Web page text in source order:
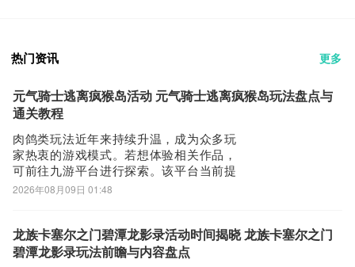
热门资讯 更多
元气骑士逃离疯猴岛活动 元气骑士逃离疯猴岛玩法盘点与
通关教程
肉鸽类玩法近年来持续升温，成为众多玩
家热衷的游戏模式。若想体验相关作品，
可前往九游平台进行探索。该平台当前提
供丰厚的手游福利，且为阿里巴巴灵犀旗
士》全新赛季活动“逃离疯猴岛”已正式公
布。作为版本8.5.0上线后同步开启的限时
2026年08月09日 01:48
龙族卡塞尔之门碧潭龙影录活动时间揭晓 龙族卡塞尔之门
碧潭龙影录玩法前瞻与内容盘点